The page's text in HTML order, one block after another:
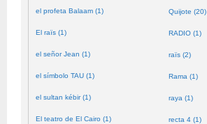
el profeta Balaam (1)
El raïs (1)
el señor Jean (1)
el símbolo TAU (1)
el sultan kébir (1)
El teatro de El Cairo (1)
Quijote (20)
RADIO (1)
raïs (2)
Rama (1)
raya (1)
recta 4 (1)